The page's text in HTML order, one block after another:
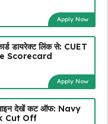
Apply Now
डायरेक्ट लिंक से: CUET
Scorecard
Apply Now
देखें कट ऑफ: Navy
Cut Off